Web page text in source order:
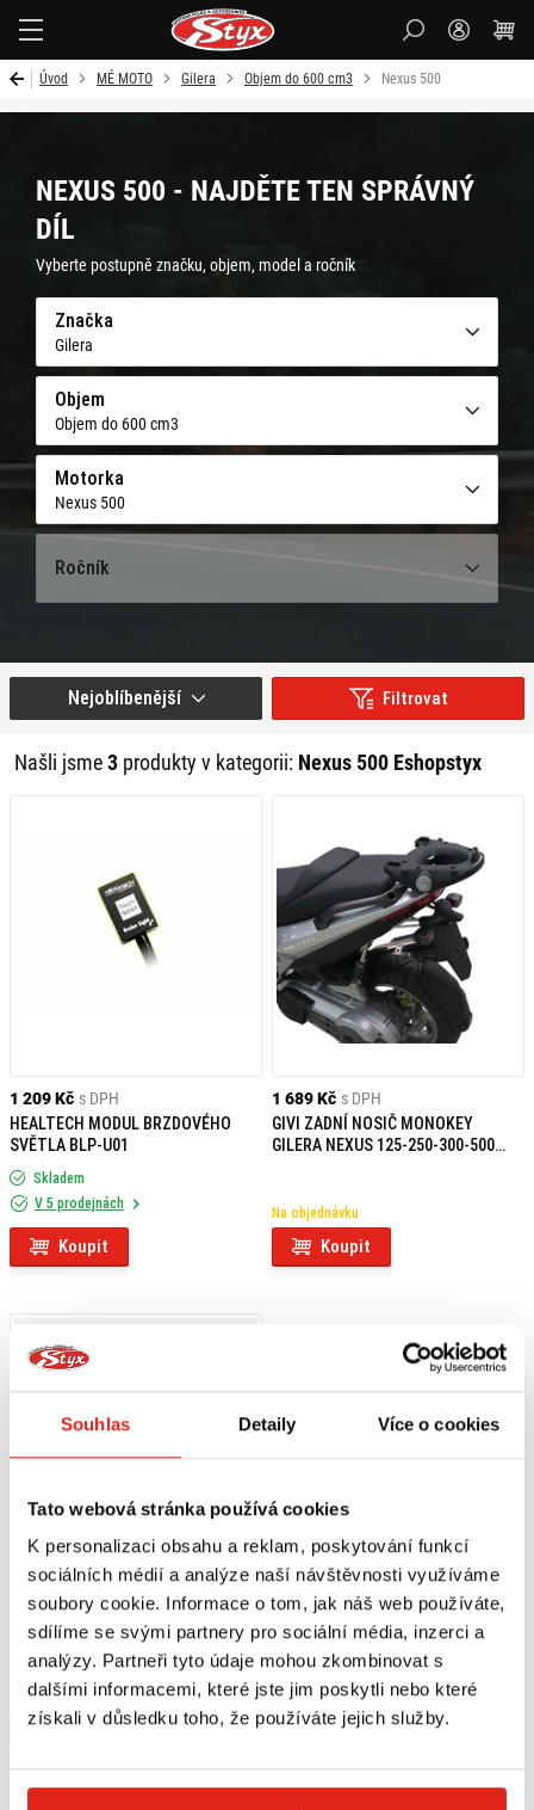
Souhlas Detaily Více o cookies
Tato webová stránka používá cookies
K personalizaci obsahu a reklam, poskytování funkcí
sociálních médií a analýze naší návštěvnosti využíváme
soubory cookie. Informace o tom, jak náš web používáte,
sdílíme se svými partnery pro sociální média, inzerci a
analýzy. Partneři tyto údaje mohou zkombinovat s
dalšími informacemi, které jste jim poskytli nebo které
získali v důsledku toho, že používáte jejich služby.
Úvod MÉ MOTO Gilera Objem do 600 cm3 Nexus 500
NEXUS 500 - NAJDĚTE TEN SPRÁVNÝ
DÍL
Vyberte postupně značku, objem, model a ročník
Značka
Gilera
Objem
Objem do 600 cm3
Motorka
Nexus 500
Ročník
Filtrovat
Našli jsme3 produkty v kategorii: Nexus 500 Eshopstyx
Nejoblíbenější
1 209 Kč s DPH
HEALTECH MODUL BRZDOVÉHO
SVĚTLA BLP-U01
Skladem
V 5 prodejnách
Koupit
1 689 Kč s DPH
GIVI ZADNÍ NOSIČ MONOKEY
GILERA NEXUS 125-250-300-500
Na objednávku
Koupit
1 809 Kč s DPH
GIVI ZADNÍ NOSIČ MONOLOCK
E682M
Na objednávku
Koupit